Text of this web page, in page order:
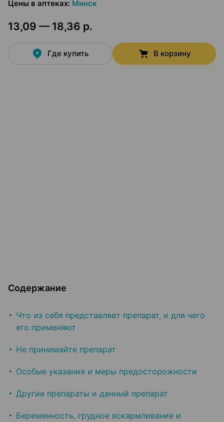
Цены в аптеках: Минск
13,09 — 18,36 р.
Где купить В корзину
Содержание
Что из себя представляет препарат, и для чего
его применяют
Не принимайте препарат
Особые указания и меры предосторожности
Другие препараты и данный препарат
Беременность, грудное вскармливание и